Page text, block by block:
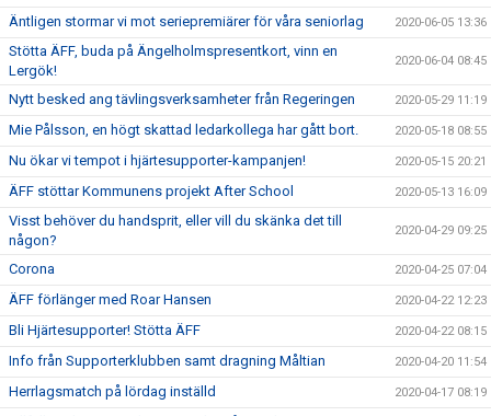
Äntligen stormar vi mot seriepremiärer för våra seniorlag 2020-06-05 13:36
Stötta ÄFF, buda på Ängelholmspresentkort, vinn en
Lergök!
2020-06-04 08:45
Nytt besked ang tävlingsverksamheter från Regeringen 2020-05-29 11:19
Mie Pålsson, en högt skattad ledarkollega har gått bort. 2020-05-18 08:55
Nu ökar vi tempot i hjärtesupporter-kampanjen! 2020-05-15 20:21
ÄFF stöttar Kommunens projekt After School 2020-05-13 16:09
Visst behöver du handsprit, eller vill du skänka det till
någon?
2020-04-29 09:25
Corona 2020-04-25 07:04
ÄFF förlänger med Roar Hansen 2020-04-22 12:23
Bli Hjärtesupporter! Stötta ÄFF 2020-04-22 08:15
Info från Supporterklubben samt dragning Måltian 2020-04-20 11:54
Herrlagsmatch på lördag inställd 2020-04-17 08:19